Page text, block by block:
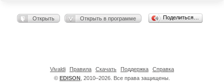
Открыть Открыть в программе Поделиться…
© EDISON , 2010–2026. Все права защищены.
Vivaldi Правила Скачать Поддержка Справка